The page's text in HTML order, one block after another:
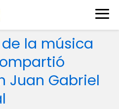
la música
Juan Gabriel